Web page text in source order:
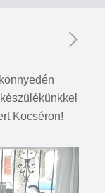
Kocséron!